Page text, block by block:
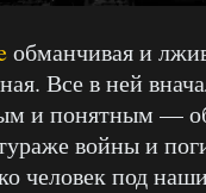
обманчивая и
Все в ней
и понятным —
войны и
человек под